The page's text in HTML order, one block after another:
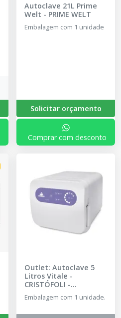
Autoclave 21L Prime
Welt - PRIME WELT
Embalagem com 1 unidade
Solicitar orçamento
Comprar com desconto
Outlet: Autoclave 5
Litros Vitale -
CRISTÓFOLI -
CRISTÓFOLI
Embalagem com 1 unidade.